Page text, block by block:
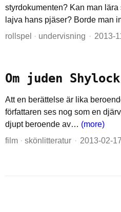
styrdokumenten? Kan man
lajva hans pjäser? Borde man
rollspel
· undervisning 2013-
Om juden Shylock
Att en berättelse är lika
författaren ses nog som en
djupt beroende av… (more)
film · skönlitteratur 2013-02-17